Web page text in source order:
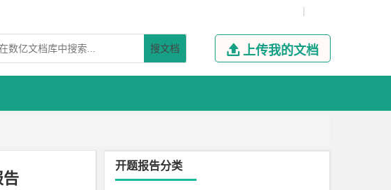
|
搜文档  上传我的文档
告
开题报告分类